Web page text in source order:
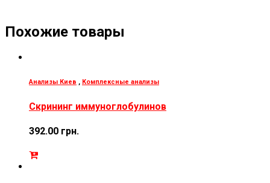
Похожие товары
Анализы Киев , Комплексные анализы
Скрининг иммуноглобулинов
392.00 грн.